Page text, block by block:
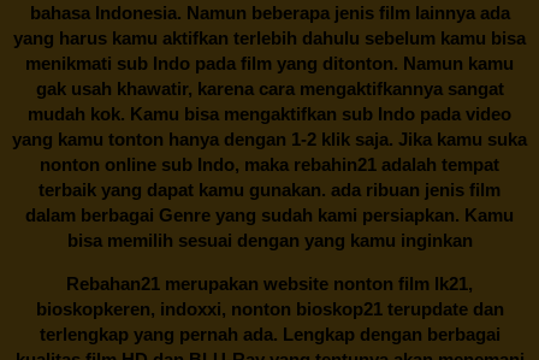
bahasa Indonesia. Namun beberapa jenis film lainnya ada
yang harus kamu aktifkan terlebih dahulu sebelum kamu bisa
menikmati sub Indo pada film yang ditonton. Namun kamu
gak usah khawatir, karena cara mengaktifkannya sangat
mudah kok. Kamu bisa mengaktifkan sub Indo pada video
yang kamu tonton hanya dengan 1-2 klik saja. Jika kamu suka
nonton online sub Indo, maka rebahin21 adalah tempat
terbaik yang dapat kamu gunakan. ada ribuan jenis film
dalam berbagai Genre yang sudah kami persiapkan. Kamu
bisa memilih sesuai dengan yang kamu inginkan
Rebahan21 merupakan website nonton film lk21,
bioskopkeren, indoxxi, nonton bioskop21 terupdate dan
terlengkap yang pernah ada. Lengkap dengan berbagai